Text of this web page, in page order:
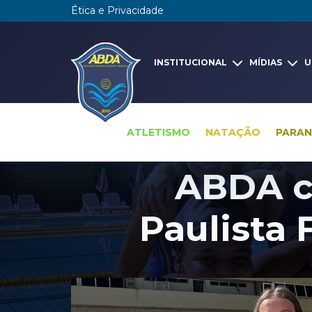
Ética e Privacidade
INSTITUCIONAL MÍDIAS
ATLETISMO NATAÇÃO
ABDA
Paulista